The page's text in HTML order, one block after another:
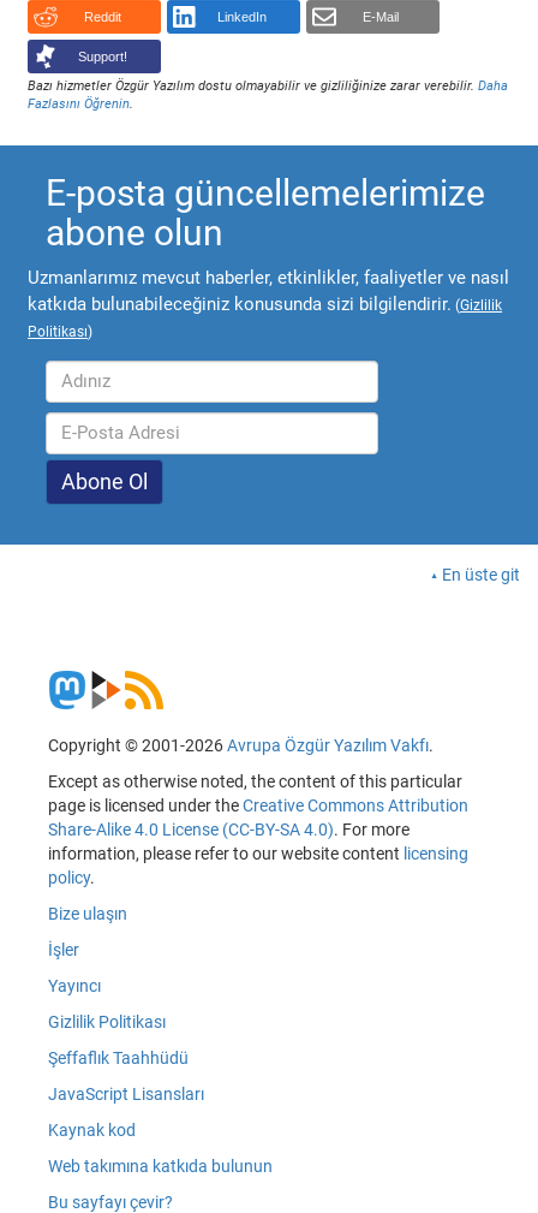
Reddit LinkedIn E-Mail
Support!
Bazı hizmetler Özgür Yazılım dostu olmayabilir ve gizliliğinize zarar verebilir.Daha
Fazlasını Öğrenin.
E-posta güncellemelerimize
abone olun
Uzmanlarımız mevcut haberler, etkinlikler, faaliyetler ve nasıl
katkıda bulunabileceğiniz konusunda sizi bilgilendirir. (Gizlilik
Politikası)
En üste git
Copyright © 2001-2026Avrupa Özgür Yazılım Vakfı.
Except as otherwise noted, the content of this particular
page is licensed under theCreative Commons Attribution
Share-Alike 4.0 License (CC-BY-SA 4.0). For more
information, please refer to our website content licensing
policy.
Bize ulaşın
İşler
Yayıncı
Gizlilik Politikası
Şeffaflık Taahhüdü
JavaScript Lisansları
Kaynak kod
Web takımına katkıda bulunun
Bu sayfayı çevir?